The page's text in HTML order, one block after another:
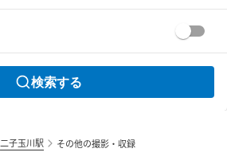
検索する
二子玉川駅 その他の撮影・収録